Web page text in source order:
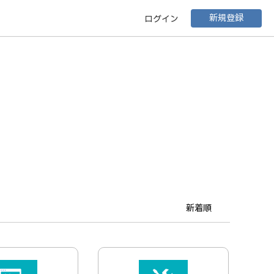
ログイン 新規登録
新着順